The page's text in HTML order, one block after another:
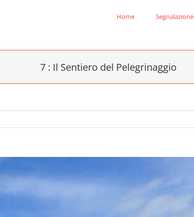
Home Segnalazione
7 : Il Sentiero del Pelegrinaggio